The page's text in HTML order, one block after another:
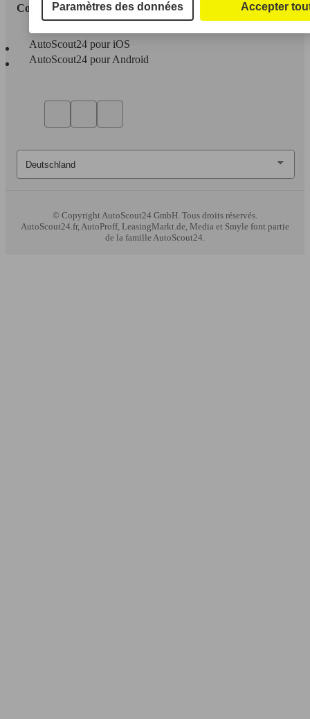
Contact
AutoScout24 pour iOS
AutoScout24 pour Android
© CopyrightAutoScout24 GmbH. Tous droits réservés.
AutoScout24.fr, AutoProff, LeasingMarkt.de, Media et Smyle font partie
de la famille AutoScout24.
Paramètres des données Accepter